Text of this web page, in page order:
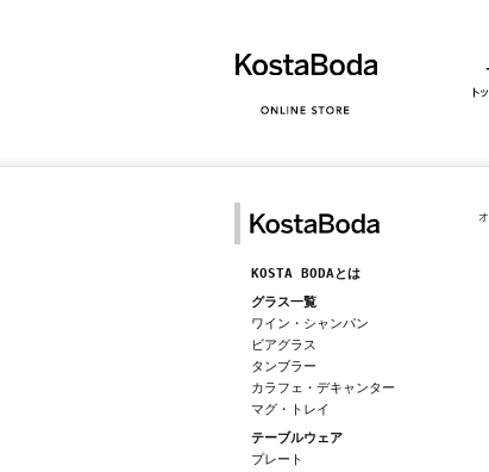
KOSTA BODAとは
グラス一覧
ワイン・シャンパン
ビアグラス
タンブラー
カラフェ・デキャンター
マグ・トレイ
テーブルウェア
プレート